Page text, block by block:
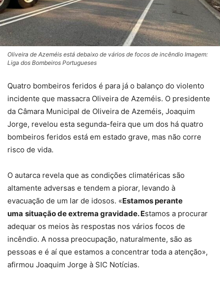
Oliveira de Azeméis está debaixo de vários de focos de incêndio Imagem:
Liga dos Bombeiros Portugueses
Quatro bombeiros feridos é para já o balanço do violento
incidente que massacra Oliveira de Azeméis. O presidente
da Câmara Municipal de Oliveira de Azeméis, Joaquim
Jorge, revelou esta segunda-feira que um dos há quatro
bombeiros feridos está em estado grave, mas não corre
risco de vida.
O autarca revela que as condições climatéricas são
altamente adversas e tendem a piorar, levando à
evacuação de um lar de idosos. «Estamos perante
uma situação de extrema gravidade. Estamos a procurar
adequar os meios às respostas nos vários focos de
incêndio. A nossa preocupação, naturalmente, são as
pessoas e é aí que estamos a concentrar toda a atenção»,
afirmou Joaquim Jorge à SIC Notícias.